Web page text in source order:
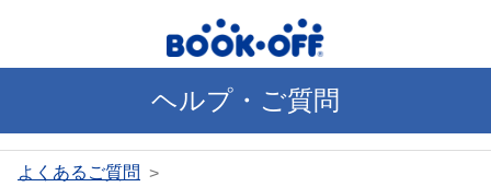
ヘルプ・ご質問
よくあるご質問 >